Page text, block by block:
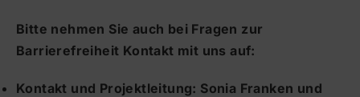
Bitte nehmen Sie auch bei Fragen zur
Barrierefreiheit Kontakt mit uns auf:
Kontakt und Projektleitung: Sonia Franken und